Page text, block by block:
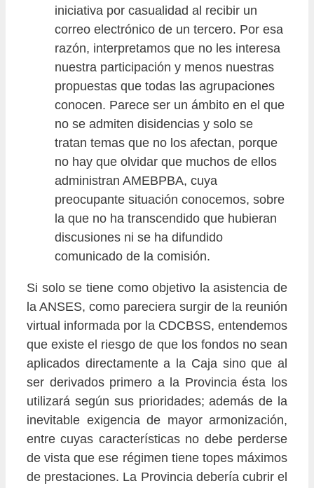
iniciativa por casualidad al recibir un
correo electrónico de un tercero. Por esa
razón, interpretamos que no les interesa
nuestra participación y menos nuestras
propuestas que todas las agrupaciones
conocen. Parece ser un ámbito en el que
no se admiten disidencias y solo se
tratan temas que no los afectan, porque
no hay que olvidar que muchos de ellos
administran AMEBPBA, cuya
preocupante situación conocemos, sobre
la que no ha transcendido que hubieran
discusiones ni se ha difundido
comunicado de la comisión.
Si solo se tiene como objetivo la asistencia de
la ANSES, como pareciera surgir de la reunión
virtual informada por la CDCBSS, entendemos
que existe el riesgo de que los fondos no sean
aplicados directamente a la Caja sino que al
ser derivados primero a la Provincia ésta los
utilizará según sus prioridades; además de la
inevitable exigencia de mayor armonización,
entre cuyas características no debe perderse
de vista que ese régimen tiene topes máximos
de prestaciones. La Provincia debería cubrir el